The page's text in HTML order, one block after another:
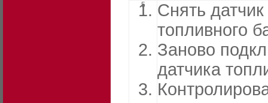
5
Снять
топливного
Заново
датчика